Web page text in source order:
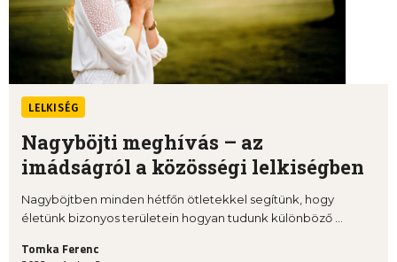
LELKISÉG
Nagyböjti meghívás – az
imádságról a közösségi lelkiségben
Nagyböjtben minden hétfőn ötletekkel segítünk, hogy
életünk bizonyos területein hogyan tudunk különböző ...
Tomka Ferenc